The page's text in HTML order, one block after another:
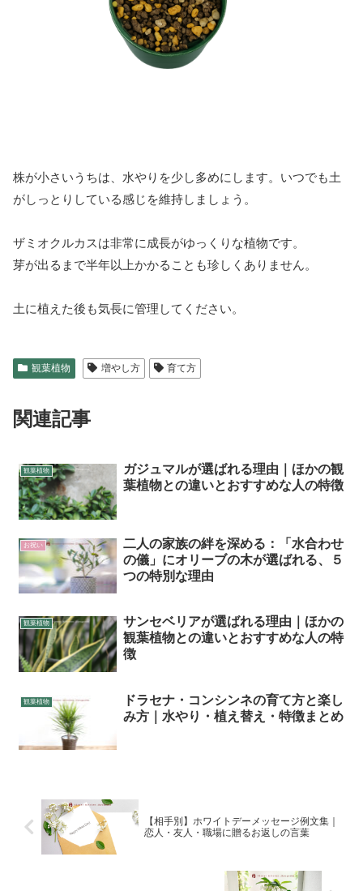
株が小さいうちは、水やりを少し多めにします。いつでも土
がしっとりしている感じを維持しましょう。
ザミオクルカスは非常に成長がゆっくりな植物です。
芽が出るまで半年以上かかることも珍しくありません。
土に植えた後も気長に管理してください。
観葉植物 増やし方 育て方
関連記事
観葉植物
ガジュマルが選ばれる理由｜ほかの観
葉植物との違いとおすすめな人の特徴
お祝い
二人の家族の絆を深める：「水合わせ
の儀」にオリーブの木が選ばれる、５
つの特別な理由
観葉植物
サンセベリアが選ばれる理由｜ほかの
観葉植物との違いとおすすめな人の特
徴
観葉植物
ドラセナ・コンシンネの育て方と楽し
み方｜水やり・植え替え・特徴まとめ
【相手別】ホワイトデーメッセージ例文集｜
恋人・友人・職場に贈るお返しの言葉